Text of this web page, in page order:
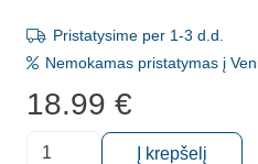
Pristatysime per 1-3 d.d.
Nemokamas pristatymas į
18.99€
produkto
Į krepšelį